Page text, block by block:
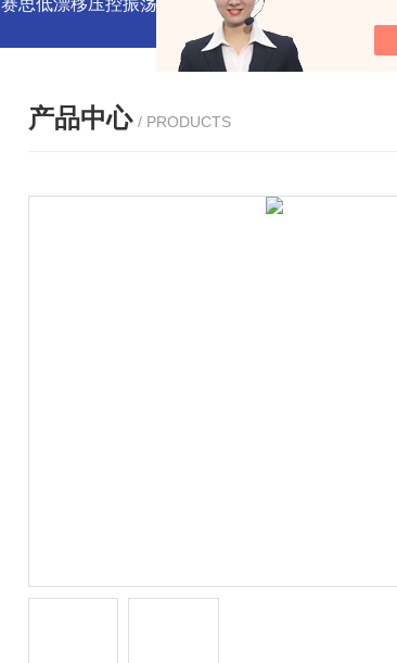
赛思低漂移压控振荡器 赛思VCTCXO 压控振荡器
产品中心 / PRODUCTS